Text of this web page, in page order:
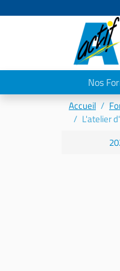
Nos
Accueil
L'atelier